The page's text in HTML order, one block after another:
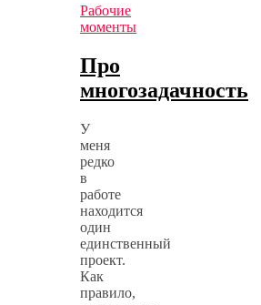
Рабочие
моменты
Про
многозадачность
У
меня
редко
в
работе
находится
один
единственный
проект.
Как
правило,